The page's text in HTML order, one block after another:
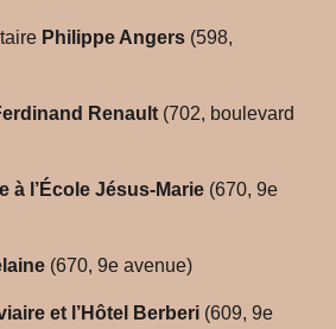
Philippe Angers (598,
Renault (702, boulevard
à l’École Jésus-Marie (670, 9e
(670, 9e avenue)
et l’Hôtel Berberi (609, 9e